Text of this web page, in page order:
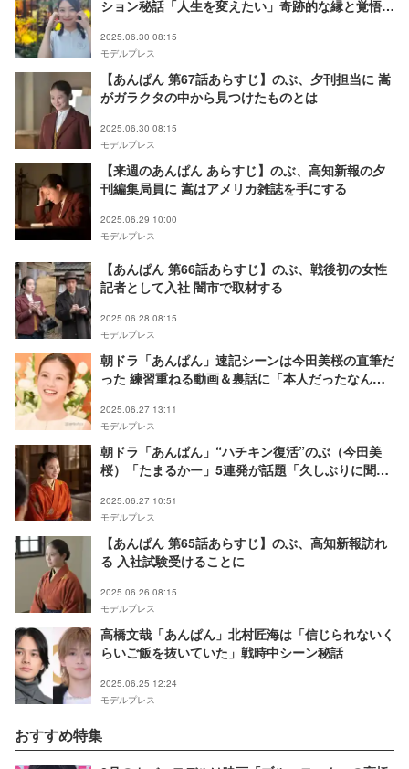
ション秘話「人生を変えたい」奇跡的な縁と覚悟か
2025.06.30 08:15
モデルプレス
【あんぱん 第67話あらすじ】のぶ、夕刊担当に 嵩
がガラクタの中から見つけたものとは
2025.06.30 08:15
モデルプレス
【来週のあんぱん あらすじ】のぶ、高知新報の夕
刊編集局員に 嵩はアメリカ雑誌を手にする
2025.06.29 10:00
モデルプレス
【あんぱん 第66話あらすじ】のぶ、戦後初の女性
記者として入社 闇市で取材する
2025.06.28 08:15
モデルプレス
朝ドラ「あんぱん」速記シーンは今田美桜の直筆だ
った 練習重ねる動画＆裏話に「本人だったなん
2025.06.27 13:11
モデルプレス
朝ドラ「あんぱん」“ハチキン復活”のぶ（今田美
桜）「たまるかー」5連発が話題「久しぶりに聞け
2025.06.27 10:51
モデルプレス
【あんぱん 第65話あらすじ】のぶ、高知新報訪れ
る 入社試験受けることに
2025.06.26 08:15
モデルプレス
高橋文哉「あんぱん」北村匠海は「信じられないく
らいご飯を抜いていた」戦時中シーン秘話
2025.06.25 12:24
モデルプレス
おすすめ特集